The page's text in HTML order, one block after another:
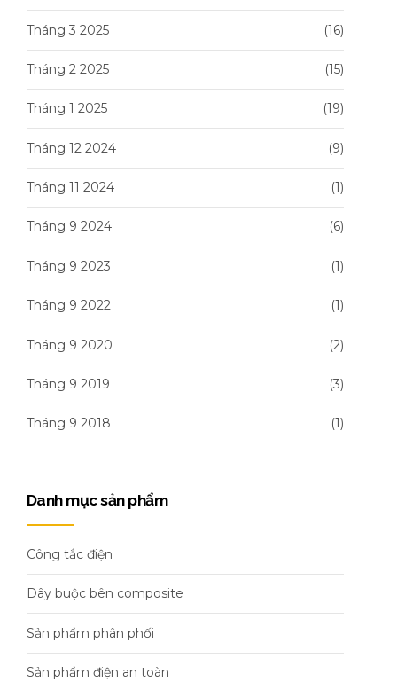
Tháng 3 2025 (16)
Tháng 2 2025 (15)
Tháng 1 2025 (19)
Tháng 12 2024 (9)
Tháng 11 2024 (1)
Tháng 9 2024 (6)
Tháng 9 2023 (1)
Tháng 9 2022 (1)
Tháng 9 2020 (2)
Tháng 9 2019 (3)
Tháng 9 2018 (1)
Danh mục sản phẩm
Công tắc điện
Dây buộc bên composite
Sản phẩm phân phối
Sản phẩm điện an toàn